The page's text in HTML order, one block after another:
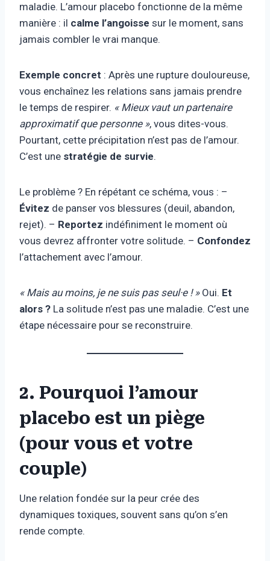
maladie. L’amour placebo fonctionne de la même
manière : il calme l’angoisse sur le moment, sans
jamais combler le vrai manque.
Exemple concret : Après une rupture douloureuse,
vous enchaînez les relations sans jamais prendre
le temps de respirer. « Mieux vaut un partenaire
approximatif que personne », vous dites-vous.
Pourtant, cette précipitation n’est pas de l’amour.
C’est une stratégie de survie.
Le problème ? En répétant ce schéma, vous : –
Évitez de panser vos blessures (deuil, abandon,
rejet). – Reportez indéfiniment le moment où
vous devrez affronter votre solitude. – Confondez
l’attachement avec l’amour.
« Mais au moins, je ne suis pas seul·e ! »Oui. Et
alors ? La solitude n’est pas une maladie. C’est une
étape nécessaire pour se reconstruire.
2. Pourquoi l’amour
placebo est un piège
(pour vous et votre
couple)
Une relation fondée sur la peur crée des
dynamiques toxiques, souvent sans qu’on s’en
rende compte.